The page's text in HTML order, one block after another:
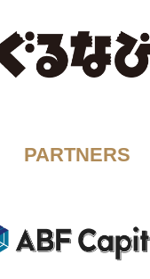
PARTNERS